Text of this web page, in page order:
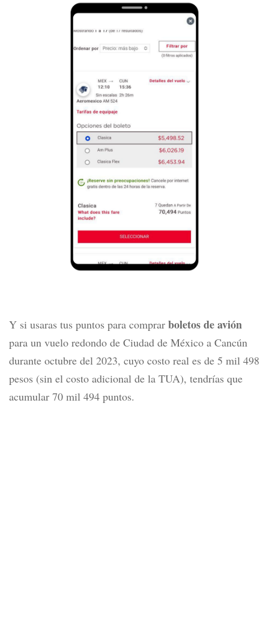
Y si usaras tus puntos para comprar boletos de avión
para un vuelo redondo de Ciudad de México a Cancún
durante octubre del 2023, cuyo costo real es de 5 mil 498
pesos (sin el costo adicional de la TUA), tendrías que
acumular 70 mil 494 puntos.